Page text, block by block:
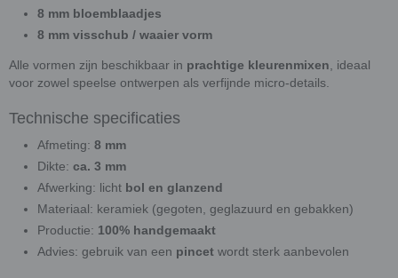
8 mm bloemblaadjes
8 mm visschub / waaier vorm
Alle vormen zijn beschikbaar in prachtige kleurenmixen , ideaal
voor zowel speelse ontwerpen als verfijnde micro-details.
Technische specificaties
Afmeting: 8 mm
Dikte: ca. 3 mm
Afwerking: licht bol en glanzend
Materiaal: keramiek (gegoten, geglazuurd en gebakken)
Productie: 100% handgemaakt
Advies: gebruik van een pincet wordt sterk aanbevolen